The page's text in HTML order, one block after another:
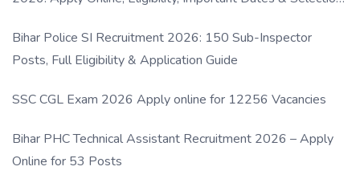
Bihar Police SI Recruitment 2026: 150 Sub-Inspector
Posts, Full Eligibility & Application Guide
SSC CGL Exam 2026 Apply online for 12256 Vacancies
Bihar PHC Technical Assistant Recruitment 2026 – Apply
Online for 53 Posts